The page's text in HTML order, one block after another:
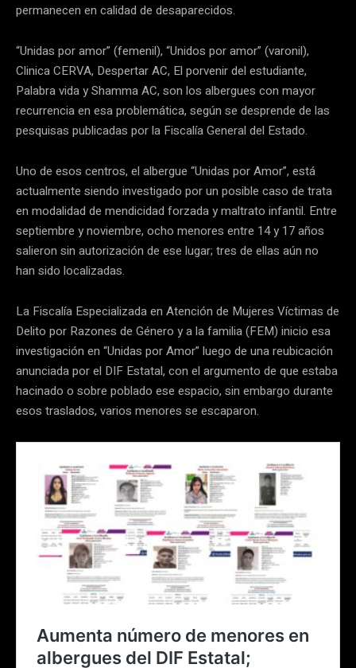
permanecen en calidad de desaparecidos.
“Unidas por amor” (femenil), “Unidos por amor” (varonil),
Clinica CERVA, Despertar AC, El porvenir del estudiante,
Palabra vida y Shamma AC, son los albergues con mayor
recurrencia en esa problemática, según se desprende de las
pesquisas publicadas por la Fiscalía General del Estado.
Uno de esos centros, el albergue “Unidas por Amor”, está
actualmente siendo investigado por un posible caso de trata
en modalidad de mendicidad forzada y maltrato infantil. Entre
septiembre y noviembre, ocho menores entre 14 y 17 años
salieron sin autorización de ese lugar; tres de ellas aún no
han sido localizadas.
La Fiscalía Especializada en Atención de Mujeres Víctimas de
Delito por Razones de Género y a la familia (FEM) inicio esa
investigación en “Unidas por Amor” luego de una reubicación
anunciada por el DIF Estatal, con el argumento de que estaba
hacinado o sobre poblado ese espacio, sin embargo durante
esos traslados, varios menores se escaparon.